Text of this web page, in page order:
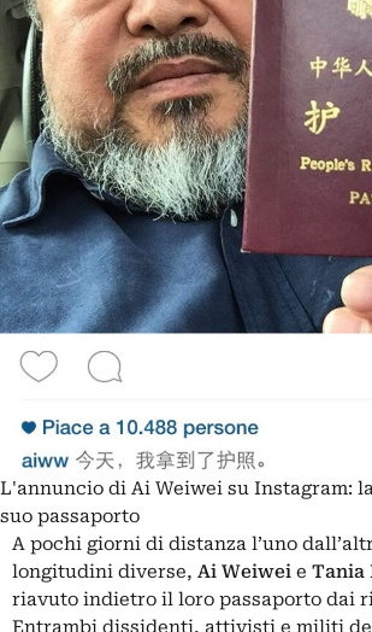
L'annuncio di Ai Weiwei su Instagram:
suo passaporto
A pochi giorni di distanza l’uno
longitudini diverse, Ai Weiwei e Tania
riavuto indietro il loro passaporto dai